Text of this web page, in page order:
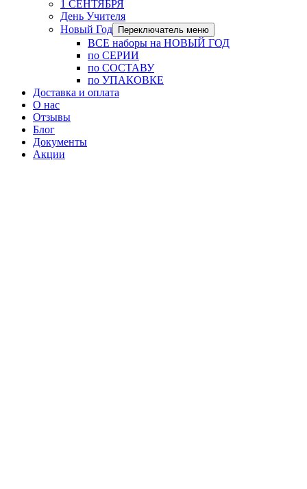
1 СЕНТЯБРЯ
День Учителя
Новый Год
Переключатель меню
ВСЕ наборы на НОВЫЙ ГОД
по СЕРИИ
по СОСТАВУ
по УПАКОВКЕ
Доставка и оплата
О нас
Отзывы
Блог
Документы
Акции